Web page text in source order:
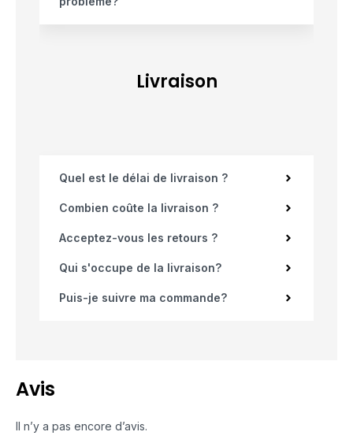
Livraison
Quel est le délai de livraison ?
Combien coûte la livraison ?
Acceptez-vous les retours ?
Qui s'occupe de la livraison?
Puis-je suivre ma commande?
Avis
Il n’y a pas encore d’avis.